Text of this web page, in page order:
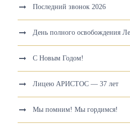
Последний звонок 2026
День полного освобождения
С Новым Годом!
Лицею АРИСТОС — 37 лет
Мы помним! Мы гордимся!